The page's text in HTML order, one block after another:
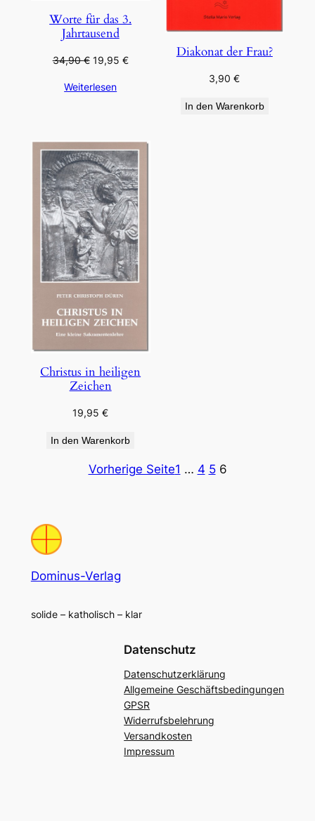
Worte für das 3.
Jahrtausend
34,90€ Ursprünglicher
war:
19,95 €Aktueller
Weiterlesen
Diakonat der Frau?
3,90€
In den Warenkorb
Christus in heiligen
Zeichen
19,95€
In den Warenkorb
Vorherige Seite1 … 4 5 6
Dominus-Verlag
solide – katholisch – klar
Datenschutz
Datenschutzerklärung
Allgemeine Geschäftsbedingungen
GPSR
Widerrufsbelehrung
Versandkosten
Impressum